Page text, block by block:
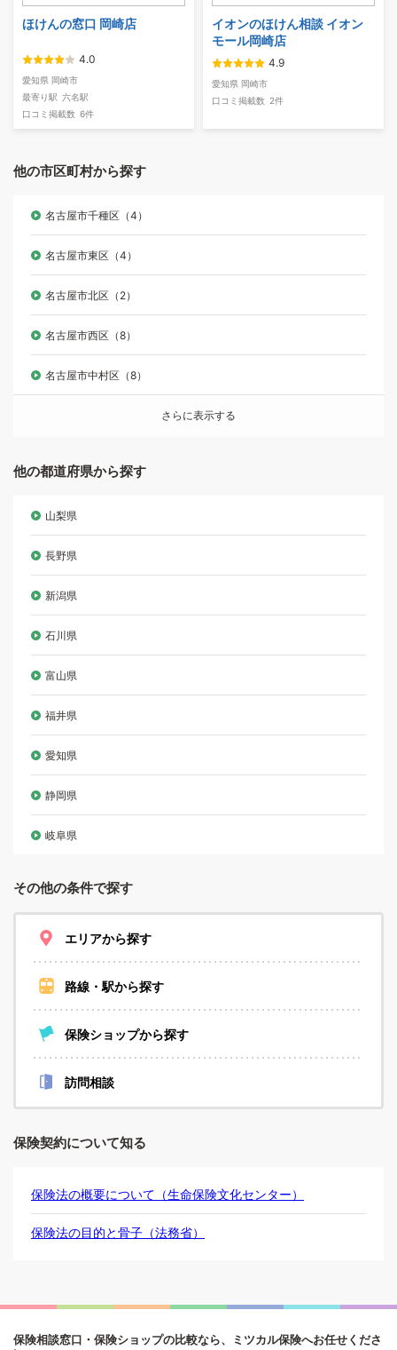
ほけんの窓口 岡崎店
4.0
愛知県 岡崎市
最寄り駅 六名駅
口コミ掲載数 6件
イオンのほけん相談 イオン
モール岡崎店
4.9
愛知県 岡崎市
口コミ掲載数 2件
他の市区町村から探す
名古屋市千種区（4）
名古屋市東区（4）
名古屋市北区（2）
名古屋市西区（8）
名古屋市中村区（8）
さらに表示する
他の都道府県から探す
山梨県
長野県
新潟県
石川県
富山県
福井県
愛知県
静岡県
岐阜県
その他の条件で探す
エリアから探す
路線・駅から探す
保険ショップから探す
訪問相談
保険契約について知る
保険法の概要について（生命保険文化センター）
保険法の目的と骨子（法務省）
保険相談窓口・保険ショップの比較なら、ミツカル保険へお任せくださ